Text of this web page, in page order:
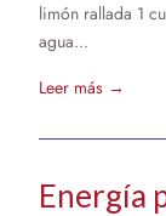
limón rallada 1
agua...
Leer más →
Energía